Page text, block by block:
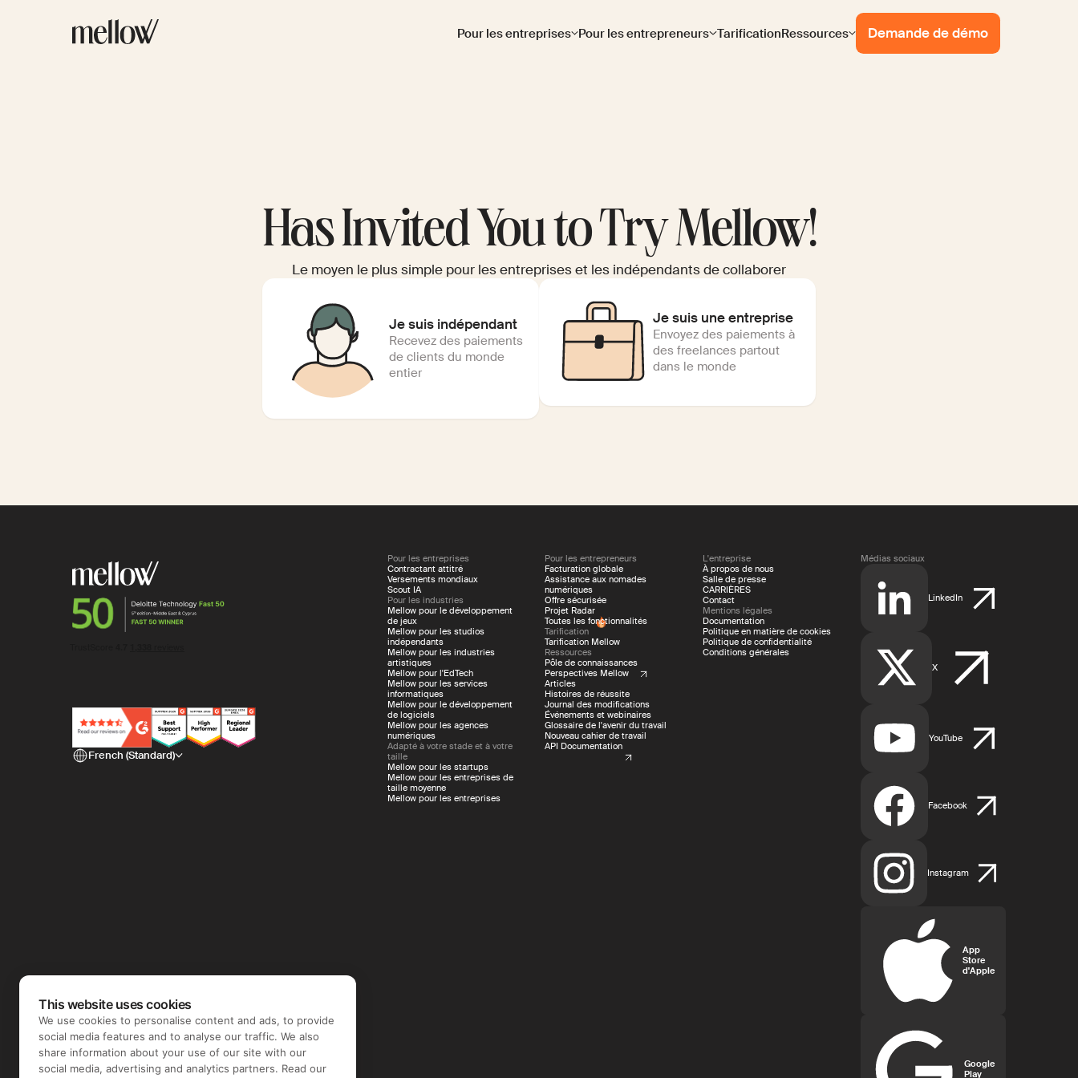
Pour les entreprises Pour les entrepreneurs TarificationRessources Demande de démo
Has Invited You to Try Mellow!
Le moyen le plus simple pour les entreprises et les indépendants de collaborer
Je suis indépendant
Recevez des paiements
de clients du monde
entier
Je suis une entreprise
Envoyez des paiements à
des freelances partout
dans le monde
French (Standard)
Pour les entreprises
Contractant attitré
Versements mondiaux
Scout IA
Pour les industries
Mellow pour le développement
de jeux
Mellow pour les studios
indépendants
Mellow pour les industries
artistiques
Mellow pour l'EdTech
Mellow pour les services
informatiques
Mellow pour le développement
de logiciels
Mellow pour les agences
numériques
Adapté à votre stade et à votre
taille
Mellow pour les startups
Mellow pour les entreprises de
taille moyenne
Mellow pour les entreprises
Pour les entrepreneurs
Facturation globale
Assistance aux nomades
numériques
Offre sécurisée
Projet Radar
Toutes les fonctionnalités
Tarification
Tarification Mellow
Ressources
Pôle de connaissances
Perspectives Mellow
Articles
Histoires de réussite
Journal des modifications
Événements et webinaires
Glossaire de l'avenir du travail
Nouveau cahier de travail
API Documentation
L'entreprise
À propos de nous
Salle de presse
CARRIÈRES
Contact
Mentions légales
Documentation
Politique en matière de cookies
Politique de confidentialité
Conditions générales
Médias sociaux
LinkedIn
X
YouTube
Facebook
Instagram
App
Store
d'Apple
Google
Play
This website uses cookies
We use cookies to personalise content and ads, to provide
social media features and to analyse our traffic. We also
share information about your use of our site with our
social media, advertising and analytics partners. Read our